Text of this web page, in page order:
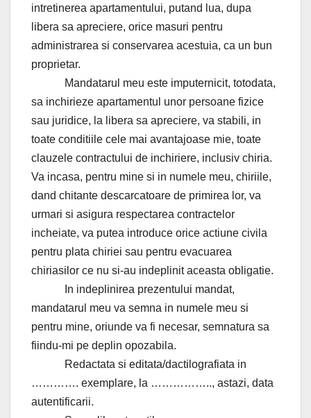
intretinerea apartamentului, putand lua, dupa
libera sa apreciere, orice masuri pentru
administrarea si conservarea acestuia, ca un bun
proprietar.
Mandatarul meu este imputernicit, totodata,
sa inchirieze apartamentul unor persoane fizice
sau juridice, la libera sa apreciere, va stabili, in
toate conditiile cele mai avantajoase mie, toate
clauzele contractului de inchiriere, inclusiv chiria.
Va incasa, pentru mine si in numele meu, chiriile,
dand chitante descarcatoare de primirea lor, va
urmari si asigura respectarea contractelor
incheiate, va putea introduce orice actiune civila
pentru plata chiriei sau pentru evacuarea
chiriasilor ce nu si-au indeplinit aceasta obligatie.
In indeplinirea prezentului mandat,
mandatarul meu va semna in numele meu si
pentru mine, oriunde va fi necesar, semnatura sa
fiindu-mi pe deplin opozabila.
Redactata si editata/dactilografiata in
…………. exemplare, la …………….., astazi, data
autentificarii.